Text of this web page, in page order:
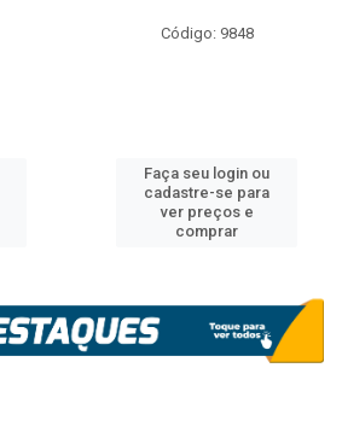
Código: 9848
Faça seu login ou
cadastre-se para
ver preços e
comprar